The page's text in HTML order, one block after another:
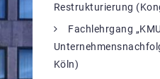
Restrukturierung
Fachlehrgang
Köln)